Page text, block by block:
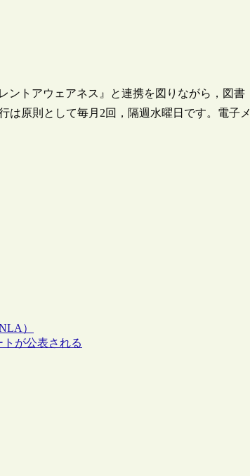
ントアウェアネス』と連携を図りながら，図書
は原則として毎月2回，隔週水曜日です。電子メ
）
が公表される